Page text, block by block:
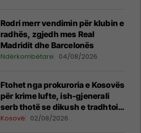
Rodri merr vendimin për klubin e
radhës, zgjedh mes Real
Madridit dhe Barcelonës
Ndërkombëtare 04/08/2026
Ftohet nga prokuroria e Kosovës
për krime lufte, ish-gjenerali
serb thotë se dikush e tradhtoi
në Beograd
Kosovë 02/08/2026